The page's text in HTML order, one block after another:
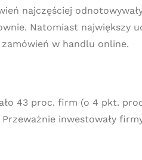
najczęściej
Natomiast największy
w handlu online.
43 proc. firm (o 4 pkt.
inwestowały